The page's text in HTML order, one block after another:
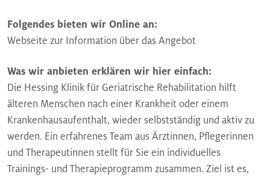
Folgendes bieten wir Online an:
Webseite zur Information über das Angebot
Was wir anbieten erklären wir hier einfach:
Die Hessing Klinik für Geriatrische Rehabilitation hilft
älteren Menschen nach einer Krankheit oder einem
Krankenhausaufenthalt, wieder selbstständig und aktiv zu
werden. Ein erfahrenes Team aus Ärztinnen, Pflegerinnen
und Therapeutinnen stellt für Sie ein individuelles
Trainings- und Therapieprogramm zusammen. Ziel ist es,